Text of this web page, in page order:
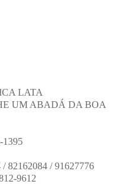
LATA
UM ABADÁ DA BOA
1395
82162084 / 91627776
9612